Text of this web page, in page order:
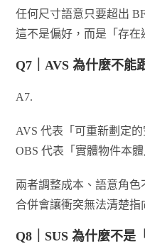
任何尺寸語意只要超出
這不是偏好，而是「存在
Q7｜AVS 為什麼不能
A7.
AVS 代表「可重新劃定的
OBS 代表「實體物件本體
兩者調整成本、語意角色
合併會讓衝突無法清楚指
Q8｜SUS 為什麼不是